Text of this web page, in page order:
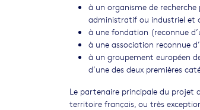
à un organisme de
administratif ou industriel et
à une fondation (reconnue
à une association reconnue
à un groupement européen
d’une des deux premières
Le partenaire principale du projet
territoire français, ou très